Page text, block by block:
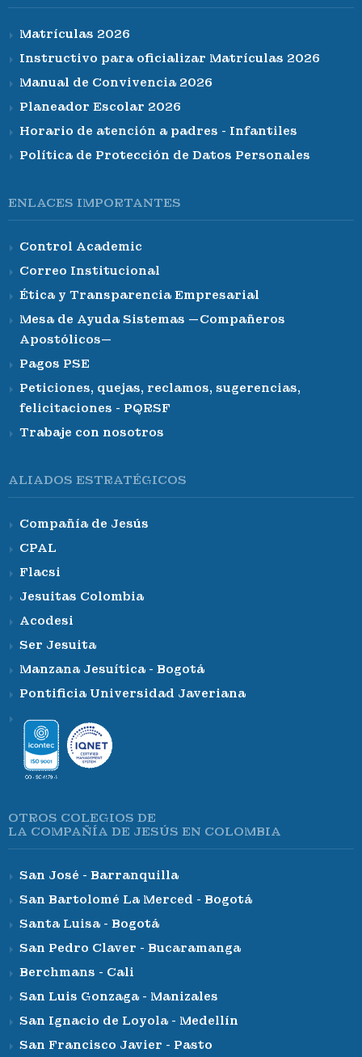
Matrículas 2026
Instructivo para oficializar Matrículas 2026
Manual de Convivencia 2026
Planeador Escolar 2026
Horario de atención a padres - Infantiles
Política de Protección de Datos Personales
ENLACES IMPORTANTES
Control Academic
Correo Institucional
Ética y Transparencia Empresarial
Mesa de Ayuda Sistemas —Compañeros
Apostólicos—
Pagos PSE
Peticiones, quejas, reclamos, sugerencias,
felicitaciones - PQRSF
Trabaje con nosotros
ALIADOS ESTRATÉGICOS
Compañía de Jesús
CPAL
Flacsi
Jesuitas Colombia
Acodesi
Ser Jesuita
Manzana Jesuítica - Bogotá
Pontificia Universidad Javeriana
OTROS COLEGIOS DE
LA COMPAÑÍA DE JESÚS EN COLOMBIA
San José - Barranquilla
San Bartolomé La Merced - Bogotá
Santa Luisa - Bogotá
San Pedro Claver - Bucaramanga
Berchmans - Cali
San Luis Gonzaga - Manizales
San Ignacio de Loyola - Medellín
San Francisco Javier - Pasto